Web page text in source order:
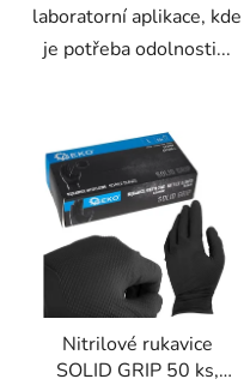
laboratorní aplikace, kde
je potřeba odolnosti...
Nitrilové rukavice
SOLID GRIP 50 ks,